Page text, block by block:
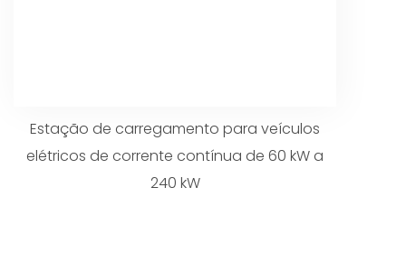
Estação de carregamento para veículos
elétricos de corrente contínua de 60 kW a
240 kW